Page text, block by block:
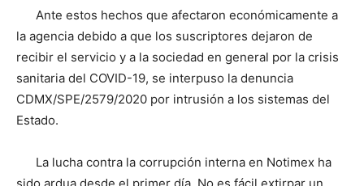
Ante estos hechos que afectaron económicamente a
la agencia debido a que los suscriptores dejaron de
recibir el servicio y a la sociedad en general por la crisis
sanitaria del COVID-19, se interpuso la denuncia
CDMX/SPE/2579/2020 por intrusión a los sistemas del
Estado.
La lucha contra la corrupción interna en Notimex ha